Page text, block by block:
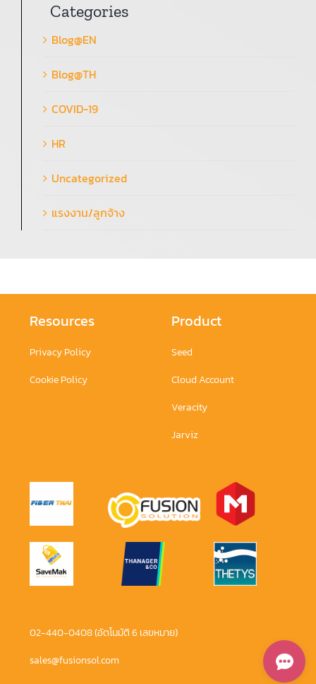
Categories
Blog@EN
Blog@TH
COVID-19
HR
Uncategorized
แรงงาน/ลูกจ้าง
Resources
Privacy Policy
Cookie Policy
Product
Seed
Cloud Account
Veracity
Jarviz
02-440-0408 (อัตโนมัติ 6 เลขหมาย)
sales@fusionsol.com